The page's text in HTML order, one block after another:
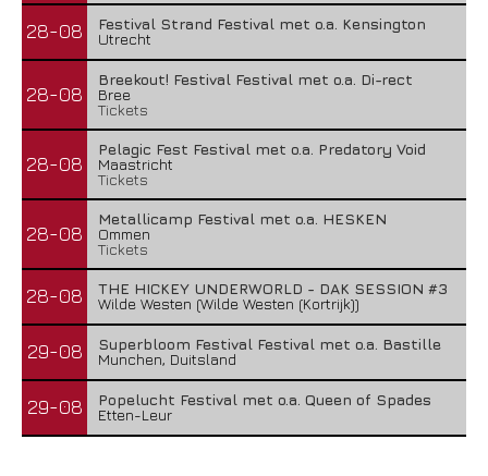
28-08
Festival Strand Festival met o.a. Kensington
Utrecht
28-08
Breekout! Festival Festival met o.a. Di-rect
Bree
Tickets
28-08
Pelagic Fest Festival met o.a. Predatory Void
Maastricht
Tickets
28-08
Metallicamp Festival met o.a. HESKEN
Ommen
Tickets
28-08
THE HICKEY UNDERWORLD - DAK SESSION #3
Wilde Westen (Wilde Westen (Kortrijk))
29-08
Superbloom Festival Festival met o.a. Bastille
Munchen, Duitsland
29-08
Popelucht Festival met o.a. Queen of Spades
Etten-Leur